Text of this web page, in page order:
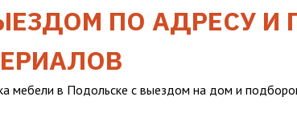
ПО АДРЕСУ И
мебели в Подольске с выездом на дом и